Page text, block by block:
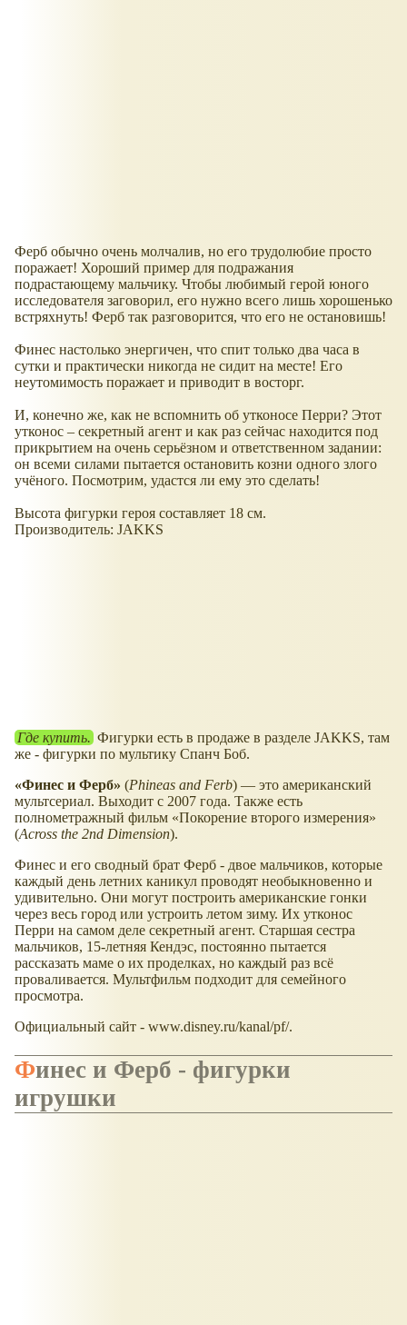
Ферб обычно очень молчалив, но его трудолюбие просто
поражает! Хороший пример для подражания
подрастающему мальчику. Чтобы любимый герой юного
исследователя заговорил, его нужно всего лишь хорошенько
встряхнуть! Ферб так разговорится, что его не остановишь!
Финес настолько энергичен, что спит только два часа в
сутки и практически никогда не сидит на месте! Его
неутомимость поражает и приводит в восторг.
И, конечно же, как не вспомнить об утконосе Перри? Этот
утконос – секретный агент и как раз сейчас находится под
прикрытием на очень серьёзном и ответственном задании:
он всеми силами пытается остановить козни одного злого
учёного. Посмотрим, удастся ли ему это сделать!
Высота фигурки героя составляет 18 см.
Производитель: JAKKS
Где купить. Фигурки есть в продаже в разделе JAKKS, там
же - фигурки по мультику Спанч Боб.
«Финес и Ферб» (Phineas and Ferb) — это американский
мультсериал. Выходит с 2007 года. Также есть
полнометражный фильм «Покорение второго измерения»
(Across the 2nd Dimension).
Финес и его сводный брат Ферб - двое мальчиков, которые
каждый день летних каникул проводят необыкновенно и
удивительно. Они могут построить американские гонки
через весь город или устроить летом зиму. Их утконос
Перри на самом деле секретный агент. Старшая сестра
мальчиков, 15-летняя Кендэс, постоянно пытается
рассказать маме о их проделках, но каждый раз всё
проваливается. Мультфильм подходит для семейного
просмотра.
Официальный сайт - www.disney.ru/kanal/pf/.
Финес и Ферб - фигурки
игрушки